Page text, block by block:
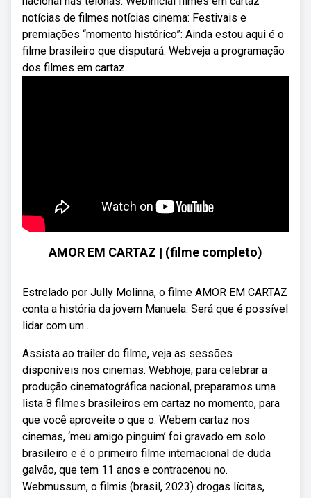
notícias de filmes notícias cinema: Festivais e
premiações “momento histórico”: Ainda estou aqui é o
filme brasileiro que disputará. Webveja a programação
dos filmes em cartaz.
AMOR EM CARTAZ | (filme completo)
Estrelado por Jully Molinna, o filme AMOR EM CARTAZ
conta a história da jovem Manuela. Será que é possível
lidar com um ...
Assista ao trailer do filme, veja as sessões
disponíveis nos cinemas. Webhoje, para celebrar a
produção cinematográfica nacional, preparamos uma
lista 8 filmes brasileiros em cartaz no momento, para
que você aproveite o que o. Webem cartaz nos
cinemas, ‘meu amigo pinguim’ foi gravado em solo
brasileiro e é o primeiro filme internacional de duda
galvão, que tem 11 anos e contracenou no.
Webmussum, o filmis (brasil, 2023) drogas lícitas,